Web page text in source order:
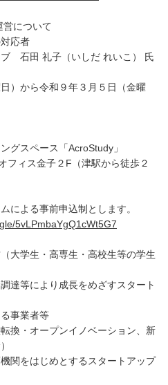
について
応者
田 礼子（いしだ れいこ） 氏
から令和９年３月５日（金曜
スペース「AcroStudy」
ス金子２F（津駅から徒歩２
よる事前申込制とします。
5vLPmbaYgQ1cWt5G7
学生・高専生・高校生等の学生
により成長をめざすスタート
事業者等
オープンイノベーション、新
をはじめとするスタートアップ